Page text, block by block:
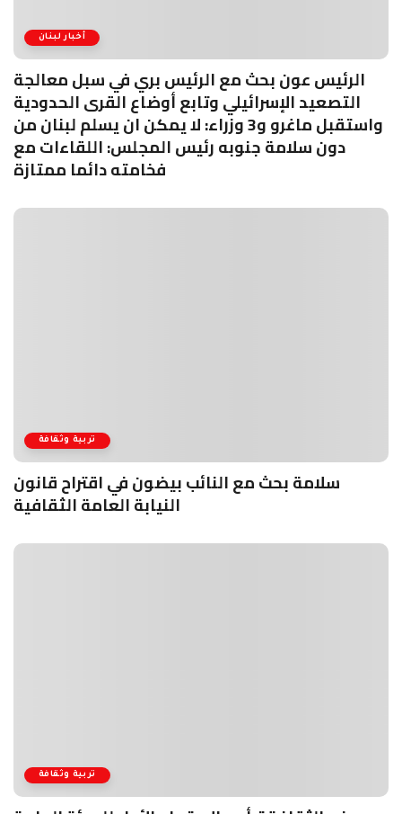
أخبار لبنان
الرئيس عون بحث مع الرئيس بري في سبل معالجة
التصعيد الإسرائيلي وتابع أوضاع القرى الحدودية
واستقبل ماغرو و3 وزراء: لا يمكن ان يسلم لبنان من
دون سلامة جنوبه رئيس المجلس: اللقاءات مع
فخامته دائما ممتازة
تربية وثقافة
سلامة بحث مع النائب بيضون في اقتراح قانون
النيابة العامة الثقافية
تربية وثقافة